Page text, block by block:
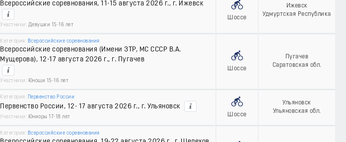
Всероссийские соревнования, 11-15 августа 2026 г., г. Ижевск
Участники: Девушки 15-16 лет
Шоссе
Ижевск
Удмуртская Республика
Категория: Всероссийские соревнования
Всероссийские соревнования (Имени ЗТР, МС СССР В.А.
Мущерова), 12-17 августа 2026 г., г. Пугачев
Участники: Юноши 15-16 лет
Шоссе
Пугачев
Саратовская обл.
Категория: Первенство России
Первенство России, 12- 17 августа 2026 г., г. Ульяновск
Участники: Юниоры 17-18 лет Шоссе
Ульяновск
Ульяновская обл.
Категория: Всероссийские соревнования